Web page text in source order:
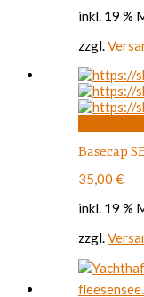
inkl. 19 %
zzgl.
Basecap
35,00 €
inkl. 19 %
zzgl.